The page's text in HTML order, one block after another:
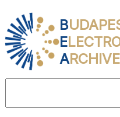
B
E
ARCHIVE